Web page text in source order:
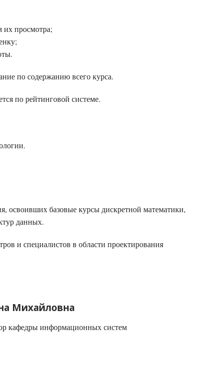
их просмотра;
по содержанию всего курса.
по рейтинговой системе.
освоивших базовые курсы дискретной математики,
данных.
и специалистов в области проектирования
Михайловна
кафедры информационных систем